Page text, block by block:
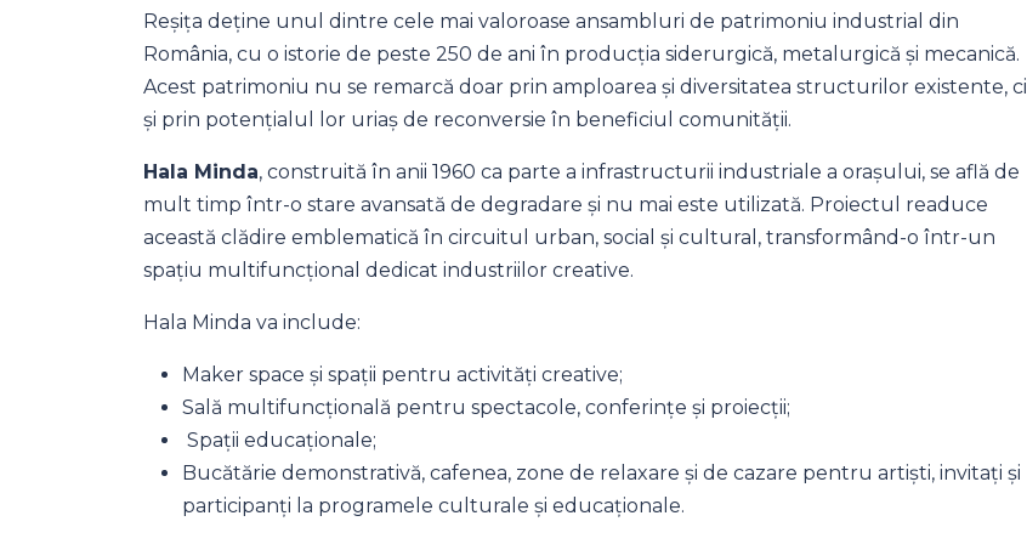
Reșița deține unul dintre cele mai valoroase ansambluri de patrimoniu industrial din
România, cu o istorie de peste 250 de ani în producția siderurgică, metalurgică și mecanică.
Acest patrimoniu nu se remarcă doar prin amploarea și diversitatea structurilor existente, ci
și prin potențialul lor uriaș de reconversie în beneficiul comunității.
Hala Minda, construită în anii 1960 ca parte a infrastructurii industriale a orașului, se află de
mult timp într-o stare avansată de degradare și nu mai este utilizată. Proiectul readuce
această clădire emblematică în circuitul urban, social și cultural, transformând-o într-un
spațiu multifuncțional dedicat industriilor creative.
Hala Minda va include:
Maker space și spații pentru activități creative;
Sală multifuncțională pentru spectacole, conferințe și proiecții;
Spații educaționale;
Bucătărie demonstrativă, cafenea, zone de relaxare și de cazare pentru artiști, invitați și
participanți la programele culturale și educaționale.